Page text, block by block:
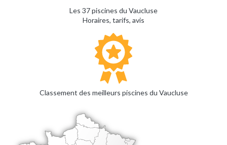
Les 37 piscines du Vaucluse
Horaires, tarifs, avis
Classement des meilleurs piscines du Vaucluse